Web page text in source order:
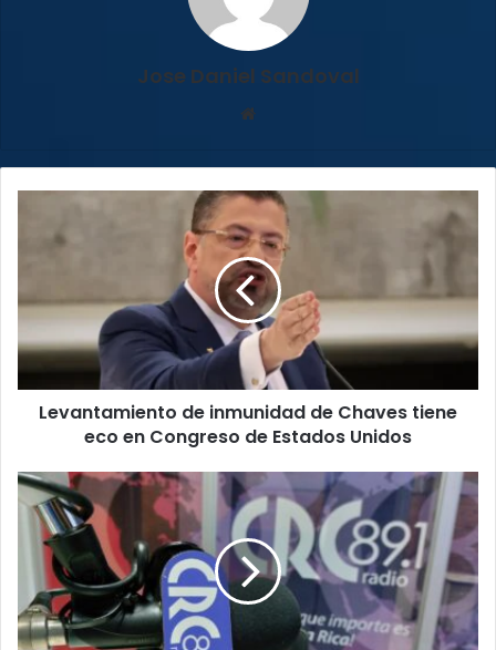
Jose Daniel Sandoval
inmunidad
Chaves
tiene
eco
Congreso
Levantamiento de inmunidad de Chaves tiene
eco en Congreso de Estados Unidos
Radiodifusor
a
oyentes:
“Tengan
tranquilidad
que
vamos